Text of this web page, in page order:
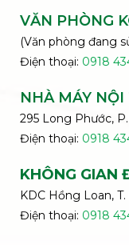
VĂN PHÒNG
(Văn phòng đang
Điện thoại: 0918
NHÀ MÁY
295 Long Phước,
Điện thoại: 0918
KHÔNG GIAN
KDC Hồng Loan, T.
Điện thoại: 0918